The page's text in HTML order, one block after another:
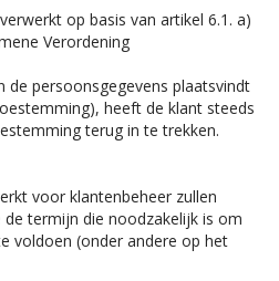
op basis van artikel 6.1. a)
Verordening
de persoonsgegevens plaatsvindt
heeft de klant steeds
terug in te trekken.
voor klantenbeheer zullen
termijn die noodzakelijk is om
voldoen (onder andere op het